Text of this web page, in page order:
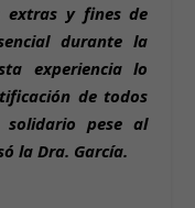
extras y fines de
durante la
experiencia lo
de todos
pese al
la Dra. García.